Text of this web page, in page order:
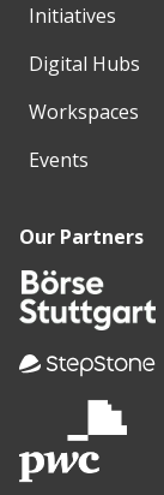
Initiatives
Digital Hubs
Workspaces
Events
Our Partners